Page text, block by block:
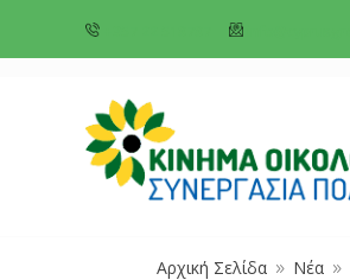
Αρχική Σελίδα 9 Νέα 9